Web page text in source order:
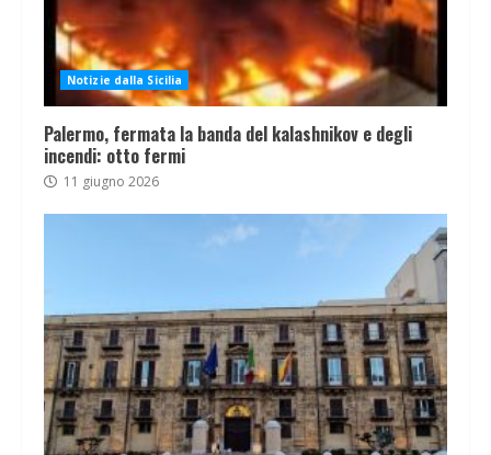
Notizie dalla Sicilia
Palermo, fermata la banda del kalashnikov e degli
incendi: otto fermi
11 giugno 2026